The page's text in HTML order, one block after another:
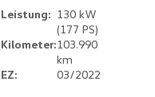
Leistung: 130 kW
(177 PS)
Kilometer:103.990
km
EZ:
03/2022